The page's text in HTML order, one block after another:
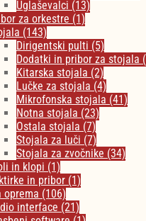
Uglaševalci (13)
za orkestre (1)
(143)
Dirigentski pulti (5)
Dodatki in pribor za stojala
Kitarska stojala (2)
Lučke za stojala (4)
Mikrofonska stojala (41)
Notna stojala (23)
Ostala stojala (7)
Stojala za luči (7)
Stojala za zvočnike (34)
in klopi (1)
in pribor (1)
oprema (106)
interface (21)